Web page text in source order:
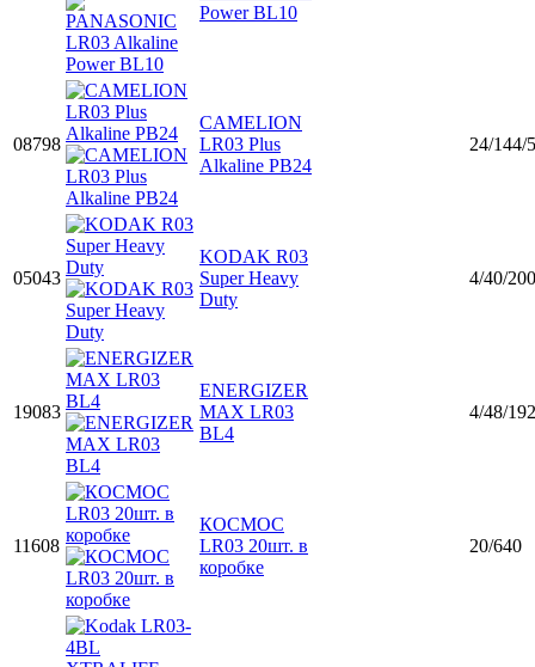
Power BL10
08798
CAMELION
LR03 Plus
Alkaline PB24
24/144/
05043
KODAK R03
Super Heavy
Duty
4/40/200
19083
ENERGIZER
MAX LR03
BL4
4/48/
11608
КОСМОС
LR03 20шт. в
коробке
20/640